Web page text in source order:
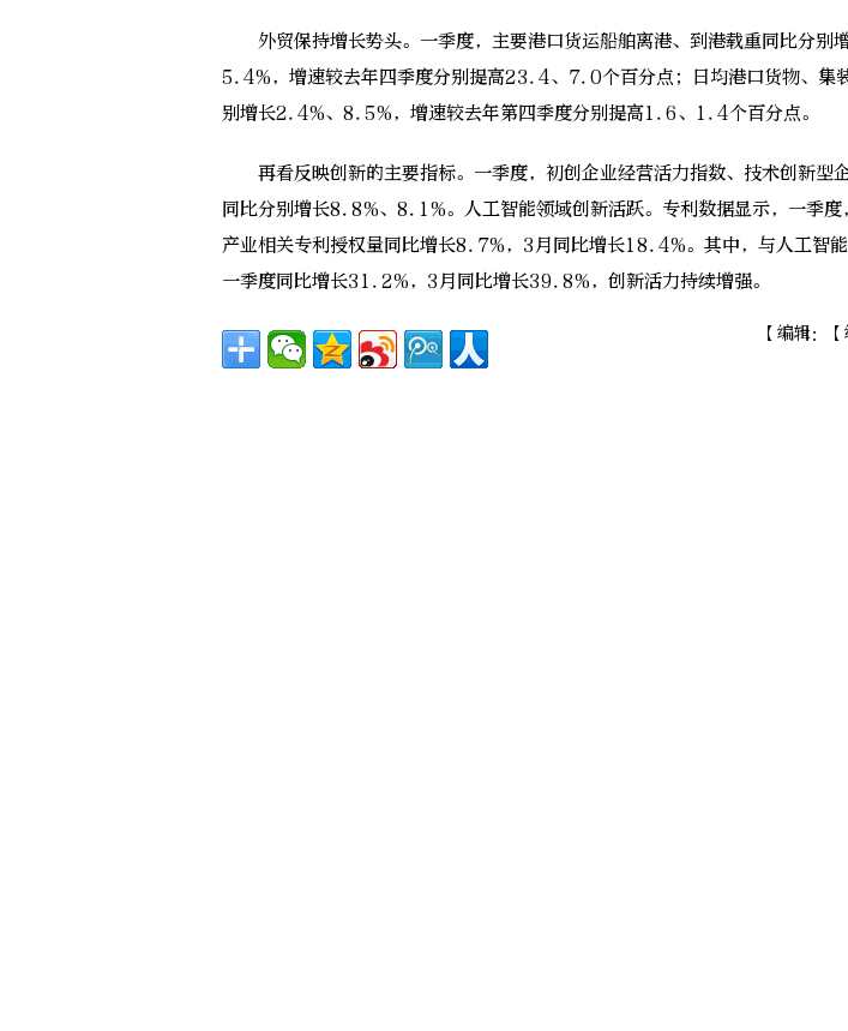
外贸保持增长势头。一季度，主要港口货运船舶离港、到港载重同比分别
5.4%，增速较去年四季度分别提高23.4、7.0个百分点；日均港口货物、集
别增长2.4%、8.5%，增速较去年第四季度分别提高1.6、1.4个百分点。
再看反映创新的主要指标。一季度，初创企业经营活力指数、技术创新型
同比分别增长8.8%、8.1%。人工智能领域创新活跃。专利数据显示，一季度
产业相关专利授权量同比增长8.7%，3月同比增长18.4%。其中，与人工智
一季度同比增长31.2%，3月同比增长39.8%，创新活力持续增强。
【编辑：